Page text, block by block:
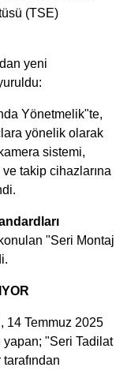
(TSE)
yeni
Yönetmelik"te,
yönelik olarak
sistemi,
takip cihazlarına
"Seri Montaj
14 Temmuz 2025
yapan; "Seri Tadilat